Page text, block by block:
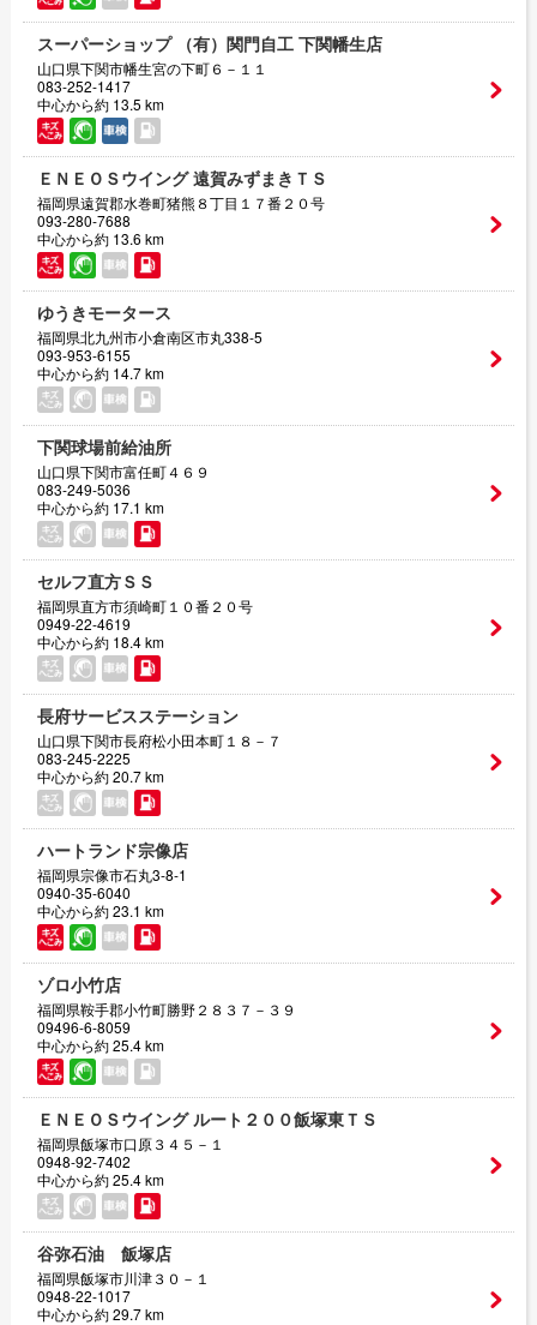
スーパーショップ （有）関門自工 下関幡生店
山口県下関市幡生宮の下町６－１１
083-252-1417
中心から約 13.5 km
ＥＮＥＯＳウイング 遠賀みずまきＴＳ
福岡県遠賀郡水巻町猪熊８丁目１７番２０号
093-280-7688
中心から約 13.6 km
ゆうきモータース
福岡県北九州市小倉南区市丸338-5
093-953-6155
中心から約 14.7 km
下関球場前給油所
山口県下関市富任町４６９
083-249-5036
中心から約 17.1 km
セルフ直方ＳＳ
福岡県直方市須崎町１０番２０号
0949-22-4619
中心から約 18.4 km
長府サービスステーション
山口県下関市長府松小田本町１８－７
083-245-2225
中心から約 20.7 km
ハートランド宗像店
福岡県宗像市石丸3-8-1
0940-35-6040
中心から約 23.1 km
ゾロ小竹店
福岡県鞍手郡小竹町勝野２８３７－３９
09496-6-8059
中心から約 25.4 km
ＥＮＥＯＳウイング ルート２００飯塚東ＴＳ
福岡県飯塚市口原３４５－１
0948-92-7402
中心から約 25.4 km
谷弥石油 飯塚店
福岡県飯塚市川津３０－１
0948-22-1017
中心から約 29.7 km